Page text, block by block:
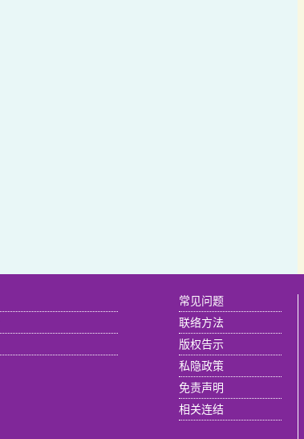
常见问题
联络方法
版权告示
私隐政策
免责声明
相关连结